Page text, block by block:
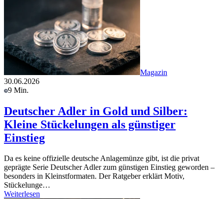
Magazin
30.06.2026
9 Min.
Deutscher Adler in Gold und Silber:
Kleine Stückelungen als günstiger
Einstieg
Da es keine offizielle deutsche Anlagemünze gibt, ist die privat
geprägte Serie Deutscher Adler zum günstigen Einstieg geworden –
besonders in Kleinstformaten. Der Ratgeber erklärt Motiv,
Stückelunge…
Weiterlesen